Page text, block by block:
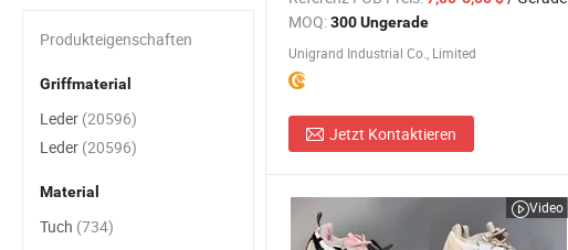
MOQ:300 Ungerade
Unigrand Industrial Co., Limited
Jetzt Kontaktieren
Video
Produkteigenschaften
Griffmaterial
Leder (20596)
Leder (20596)
Material
Tuch (734)